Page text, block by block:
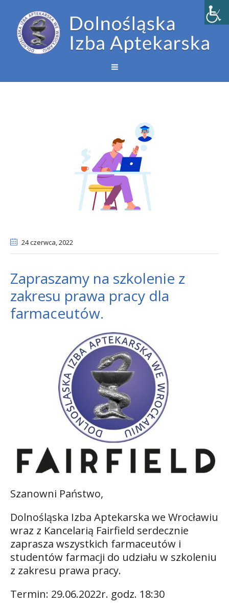
24 czerwca, 2022
Zapraszamy na szkolenie z
zakresu prawa pracy dla
farmaceutów.
Szanowni Państwo,
Dolnośląska Izba Aptekarska we Wrocławiu
wraz z Kancelarią Fairfield serdecznie
zaprasza wszystkich farmaceutów i
studentów farmacji do udziału w szkoleniu
z zakresu prawa pracy.
Termin: 29.06.2022r. godz. 18:30